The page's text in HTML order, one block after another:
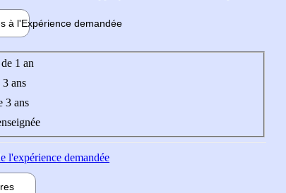
à l'Expérience demandée
1 an
ans
3 ans
l'expérience demandée